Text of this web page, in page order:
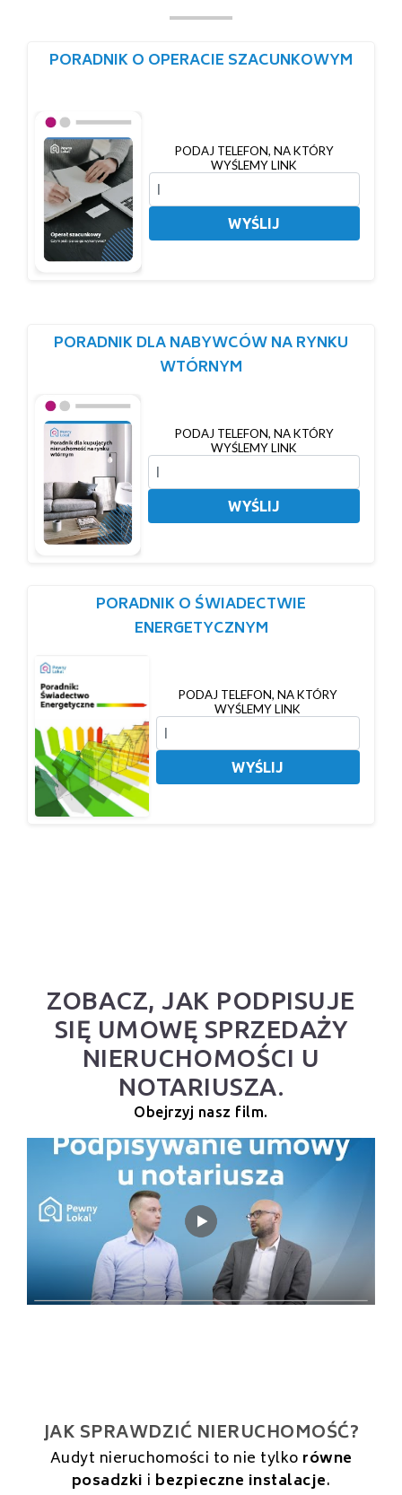
PORADNIK O OPERACIE SZACUNKOWYM
PODAJ TELEFON, NA KTÓRY
WYŚLEMY LINK
WYŚLIJ
PORADNIK DLA NABYWCÓW NA RYNKU
WTÓRNYM
PODAJ TELEFON, NA KTÓRY
WYŚLEMY LINK
WYŚLIJ
PORADNIK O ŚWIADECTWIE
ENERGETYCZNYM
PODAJ TELEFON, NA KTÓRY
WYŚLEMY LINK
WYŚLIJ
ZOBACZ, JAK PODPISUJE
SIĘ UMOWĘ SPRZEDAŻY
NIERUCHOMOŚCI U
NOTARIUSZA.
Obejrzyj nasz film.
JAK SPRAWDZIĆ NIERUCHOMOŚĆ?
Audyt nieruchomości to nie tylko równe
posadzki i bezpieczne instalacje.